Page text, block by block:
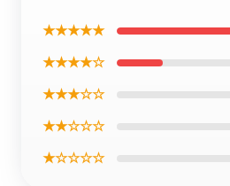
★★★★★
★★★★☆
★★★☆☆
★★☆☆☆
★☆☆☆☆